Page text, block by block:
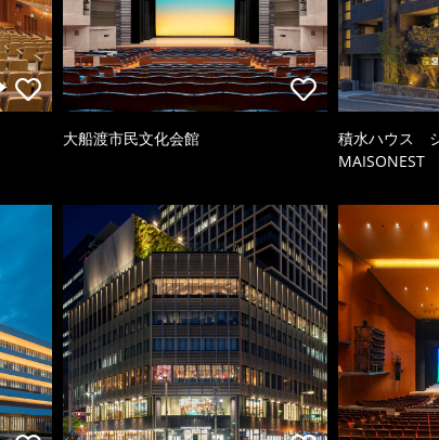
大船渡市民文化会館
積水ハウス
MAISONEST